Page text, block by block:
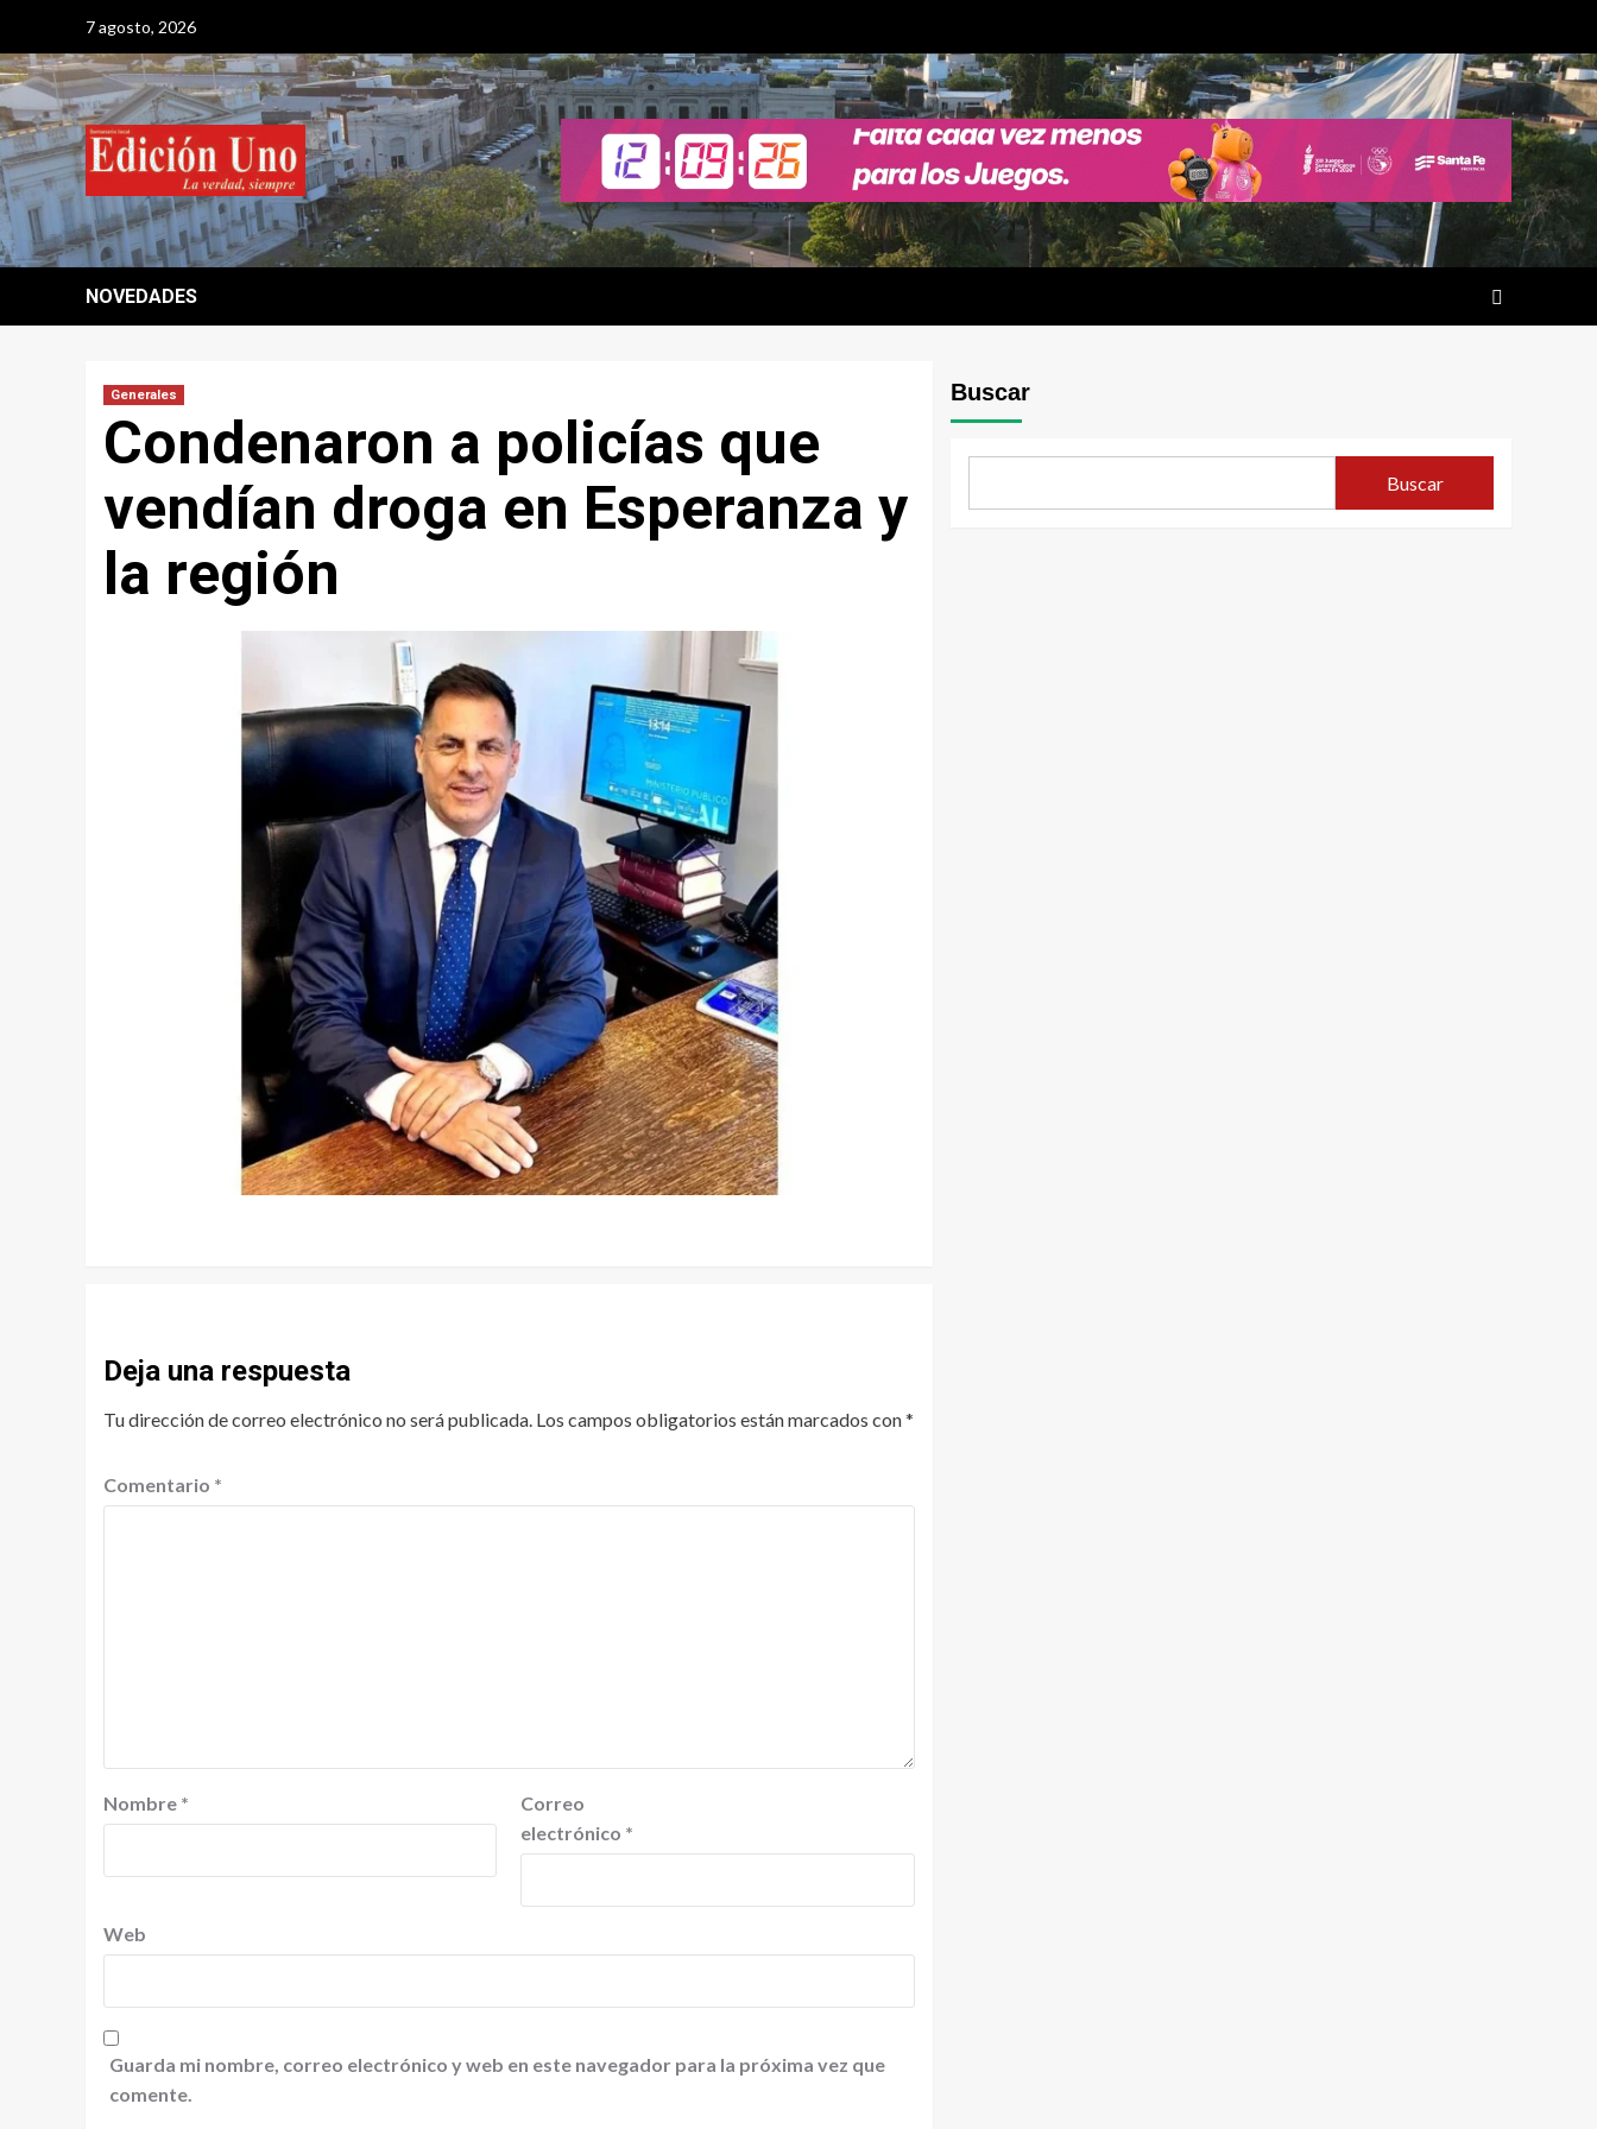
contenido
7 agosto, 2026
NOVEDADES
Generales
Condenaron a policías que
vendían droga en Esperanza y
la región
Deja una respuesta
Tu dirección de correo electrónico no será publicada. Los campos obligatorios están marcados con*
Comentario *
Nombre *
Correo
electrónico *
Web
Guarda mi nombre, correo electrónico y web en este navegador para la próxima vez que
comente.
Buscar
Buscar